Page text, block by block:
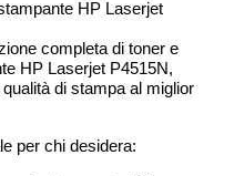
HP Laserjet
completa di toner e
HP Laserjet P4515N,
di stampa al miglior
per chi desidera: